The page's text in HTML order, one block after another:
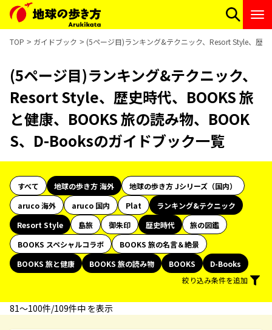
TOP ガイドブック (5ページ目)ランキング&テクニック、Resort Style、歴
(5ページ目)ランキング&テクニック、
Resort Style、歴史時代、BOOKS 旅
と健康、BOOKS 旅の読み物、BOOK
S、D-Booksのガイドブック一覧
すべて 地球の歩き方 海外
地球の歩き方 Jシリーズ（国内）
aruco 海外
aruco 国内 Plat
ランキング&テクニック
Resort Style
島旅 御朱印 歴史時代
旅の図鑑
BOOKS スペシャルコラボ
BOOKS 旅の名言＆絶景
BOOKS 旅と健康
BOOKS 旅の読み物 BOOKS
D-Books
絞り込み条件を追加
81〜100件/109件中 を表示